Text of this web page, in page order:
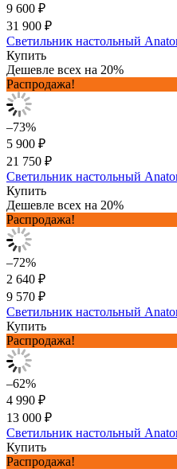
9 600 ₽
31 900 ₽
Светильник настольный
Купить
Дешевле всех на 20%
Распродажа!
–73%
5 900 ₽
21 750 ₽
Светильник настольный
Купить
Дешевле всех на 20%
Распродажа!
–72%
2 640 ₽
9 570 ₽
Светильник настольный
Купить
Распродажа!
–62%
4 990 ₽
13 000 ₽
Светильник настольный
Купить
Распродажа!